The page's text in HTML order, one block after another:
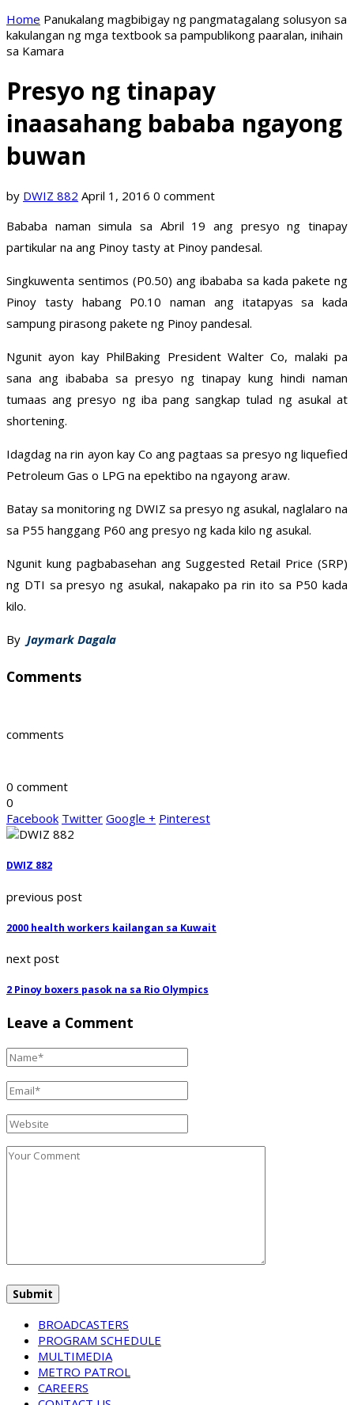
Home Panukalang magbibigay ng pangmatagalang solusyon sa
kakulangan ng mga textbook sa pampublikong paaralan, inihain
sa Kamara
Presyo ng tinapay
inaasahang bababa ngayong
buwan
by DWIZ 882 April 1, 2016 0 comment
Bababa naman simula sa Abril 19 ang presyo ng tinapay
partikular na ang Pinoy tasty at Pinoy pandesal.
Singkuwenta sentimos (P0.50) ang ibababa sa kada pakete ng
Pinoy tasty habang P0.10 naman ang itatapyas sa kada
sampung pirasong pakete ng Pinoy pandesal.
Ngunit ayon kay PhilBaking President Walter Co, malaki pa
sana ang ibababa sa presyo ng tinapay kung hindi naman
tumaas ang presyo ng iba pang sangkap tulad ng asukal at
shortening.
Idagdag na rin ayon kay Co ang pagtaas sa presyo ng liquefied
Petroleum Gas o LPG na epektibo na ngayong araw.
Batay sa monitoring ng DWIZ sa presyo ng asukal, naglalaro na
sa P55 hanggang P60 ang presyo ng kada kilo ng asukal.
Ngunit kung pagbabasehan ang Suggested Retail Price (SRP)
ng DTI sa presyo ng asukal, nakapako pa rin ito sa P50 kada
kilo.
By Jaymark Dagala
Comments
comments
0 comment
0
Facebook Twitter Google + Pinterest
DWIZ 882
previous post
2000 health workers kailangan sa Kuwait
next post
2 Pinoy boxers pasok na sa Rio Olympics
Leave a Comment
BROADCASTERS
PROGRAM SCHEDULE
MULTIMEDIA
METRO PATROL
CAREERS